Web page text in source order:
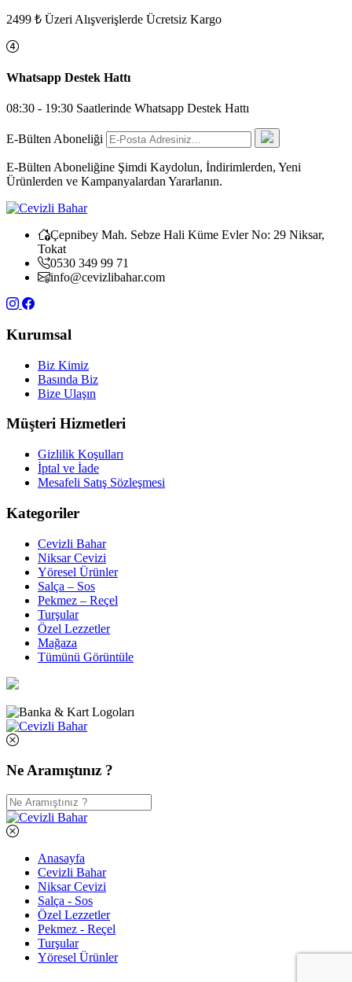
2499 ₺ Üzeri Alışverişlerde Ücretsiz Kargo
Whatsapp Destek Hattı
08:30 - 19:30 Saatlerinde Whatsapp Destek Hattı
E-Bülten Aboneliği
E-Bülten Aboneliğine Şimdi Kaydolun, İndirimlerden, Yeni
Ürünlerden ve Kampanyalardan Yararlanın.
Çepnibey Mah. Sebze Hali Küme Evler No: 29 Niksar,
Tokat
0530 349 99 71
info@cevizlibahar.com
Kurumsal
Biz Kimiz
Basında Biz
Bize Ulaşın
Müşteri Hizmetleri
Gizlilik Koşulları
İptal ve İade
Mesafeli Satış Sözleşmesi
Kategoriler
Cevizli Bahar
Niksar Cevizi
Yöresel Ürünler
Salça – Sos
Pekmez – Reçel
Turşular
Özel Lezzetler
Mağaza
Tümünü Görüntüle
Ne Aramıştınız ?
Anasayfa
Cevizli Bahar
Niksar Cevizi
Salça - Sos
Özel Lezzetler
Pekmez - Reçel
Turşular
Yöresel Ürünler